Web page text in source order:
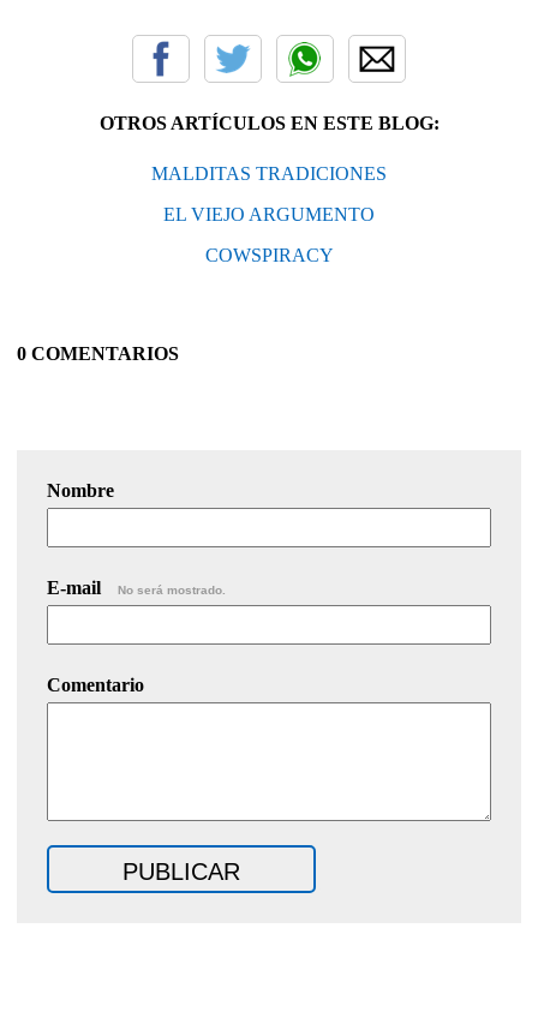
OTROS ARTÍCULOS EN ESTE BLOG:
MALDITAS TRADICIONES
EL VIEJO ARGUMENTO
COWSPIRACY
0 COMENTARIOS
Nombre
E-mail No será mostrado.
Comentario